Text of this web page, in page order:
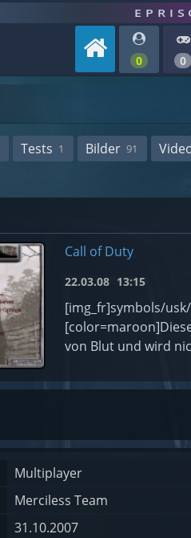
0 0
Tests 1 Bilder 91
Call of Duty
22.03.08 13:15
[img_fr]symbols/usk/
von Blut und wird
Multiplayer
Merciless Team
31.10.2007